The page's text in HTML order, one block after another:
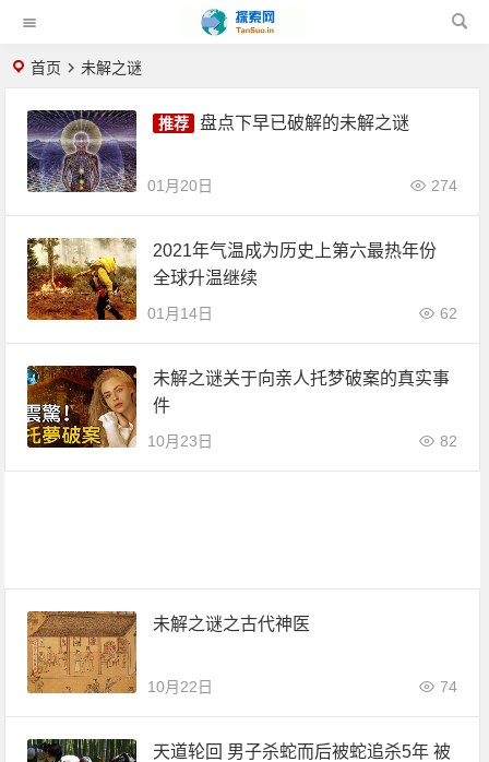
首页 未解之谜
盘点下早已破解的未解之谜
01月20日 274
2021年气温成为历史上第六最热年份
全球升温继续
01月14日 62
未解之谜关于向亲人托梦破案的真实事
件
10月23日 82
未解之谜之古代神医
10月22日 74
天道轮回 男子杀蛇而后被蛇追杀5年 被